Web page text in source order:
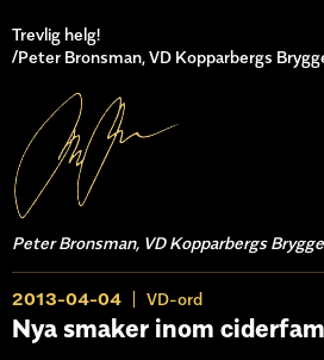
Trevlig helg!
/Peter Bronsman, VD Kopparbergs
Peter Bronsman, VD Kopparbergs
2013-04-04 VD-ord
Nya smaker inom